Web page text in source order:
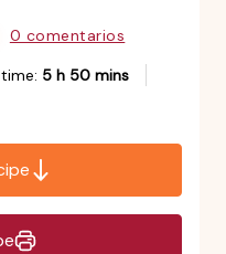
0 comentarios
5 h 50 mins